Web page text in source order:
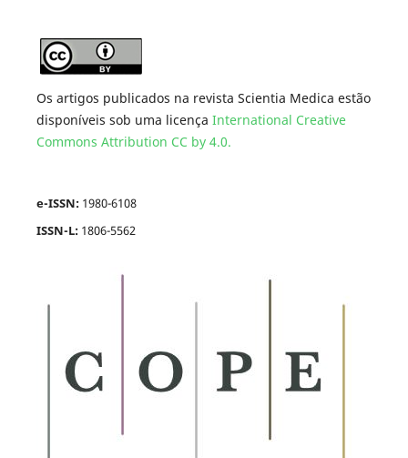
Os artigos publicados na revista Scientia Medica estão
disponíveis sob uma licença International Creative
Commons Attribution CC by 4.0.
e-ISSN: 1980-6108
ISSN-L: 1806-5562